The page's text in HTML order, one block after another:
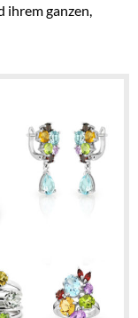
ihrem ganzen,